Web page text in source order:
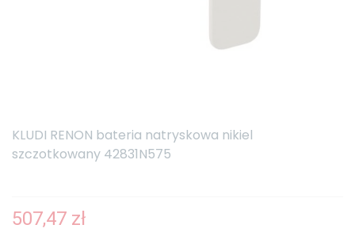
KLUDI RENON bateria natryskowa nikiel
szczotkowany 42831N575
507,47 zł